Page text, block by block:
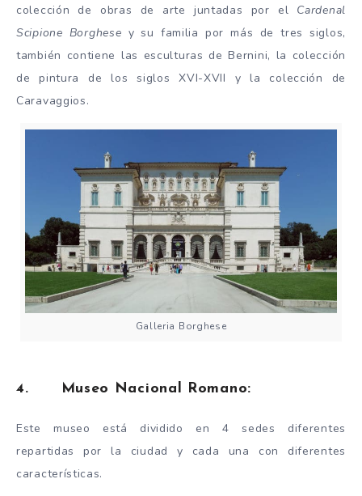
colección de obras de arte juntadas por el Cardenal
Scipione Borghese y su familia por más de tres siglos,
también contiene las esculturas de Bernini, la colección
de pintura de los siglos XVI-XVII y la colección de
Caravaggios.
Galleria Borghese
4. Museo Nacional Romano:
Este museo está dividido en 4 sedes diferentes
repartidas por la ciudad y cada una con diferentes
características.